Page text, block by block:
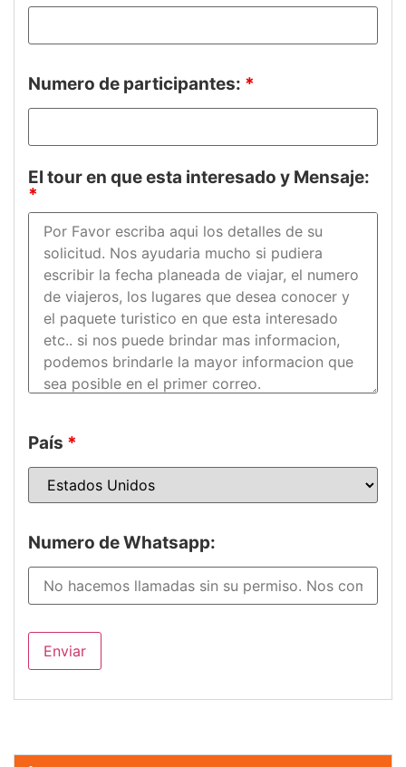
Numero de participantes: *
El tour en que esta interesado y Mensaje:
*
País *
Numero de Whatsapp: